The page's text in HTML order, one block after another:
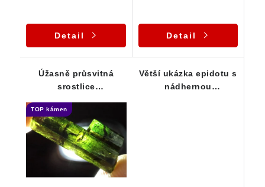
Detail Detail
Úžasně průsvitná
srostlice
epidotu - vzácnost
TOP kámen
Větší ukázka epidotu s
nádhernou